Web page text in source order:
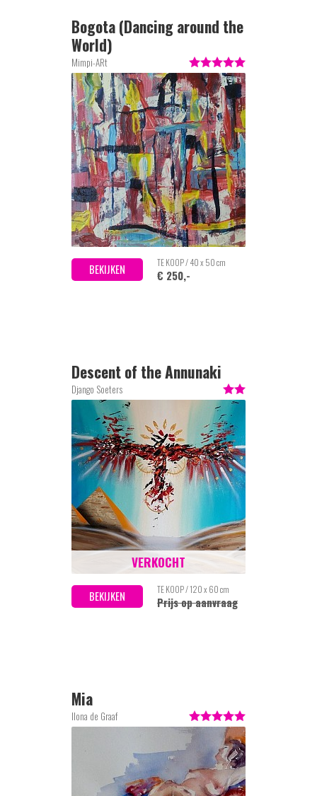
Bogota (Dancing around the
World)
Mimpi-ARt
BEKIJKEN TE KOOP / 40 x 50 cm
€ 250,-
Descent of the Annunaki
Django Soeters
BEKIJKEN TE KOOP / 120 x 60 cm
Prijs op aanvraag
VERKOCHT
Mia
Ilona de Graaf